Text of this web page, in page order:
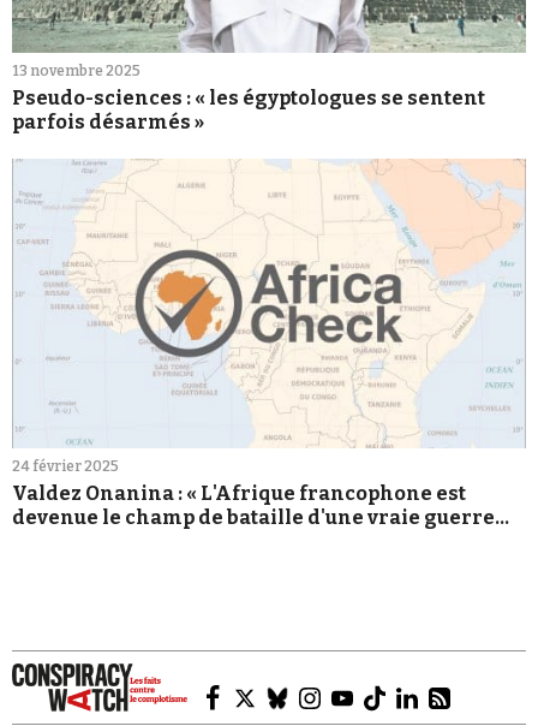
13 novembre 2025
Pseudo-sciences : « les égyptologues se sentent
parfois désarmés »
24 février 2025
Valdez Onanina : « L'Afrique francophone est
devenue le champ de bataille d'une vraie guerre